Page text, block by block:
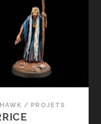
FRÈRE
/ PROJETS